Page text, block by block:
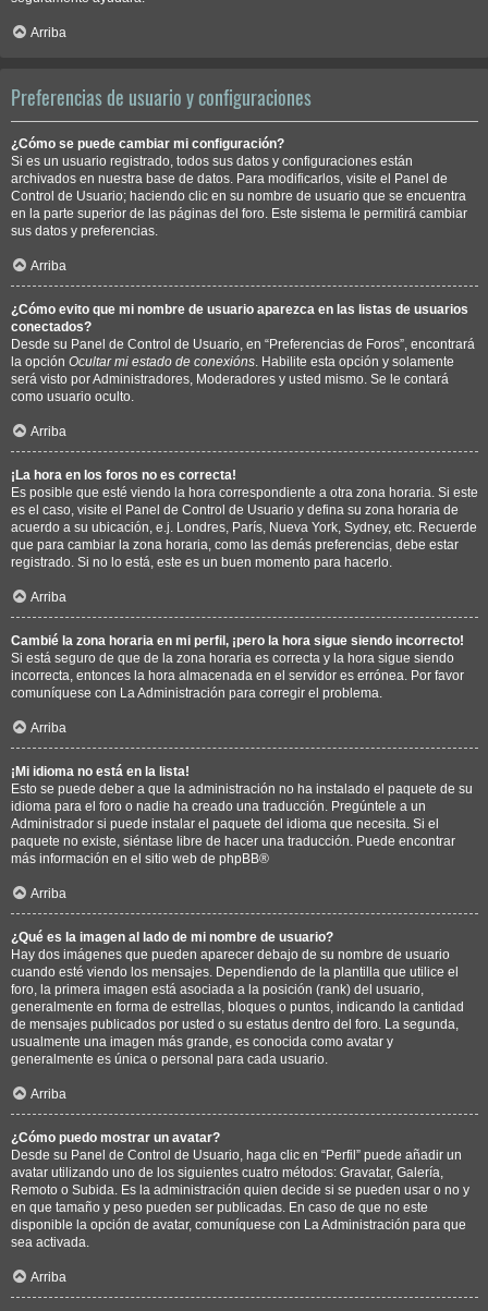
Arriba
Preferencias de usuario y configuraciones
¿Cómo se puede cambiar mi configuración?
Si es un usuario registrado, todos sus datos y configuraciones están
archivados en nuestra base de datos. Para modificarlos, visite el Panel de
Control de Usuario; haciendo clic en su nombre de usuario que se encuentra
en la parte superior de las páginas del foro. Este sistema le permitirá cambiar
sus datos y preferencias.
Arriba
¿Cómo evito que mi nombre de usuario aparezca en las listas de usuarios
conectados?
Desde su Panel de Control de Usuario, en “Preferencias de Foros”, encontrará
la opción Ocultar mi estado de conexións . Habilite esta opción y solamente
será visto por Administradores, Moderadores y usted mismo. Se le contará
como usuario oculto.
Arriba
¡La hora en los foros no es correcta!
Es posible que esté viendo la hora correspondiente a otra zona horaria. Si este
es el caso, visite el Panel de Control de Usuario y defina su zona horaria de
acuerdo a su ubicación, e.j. Londres, París, Nueva York, Sydney, etc. Recuerde
que para cambiar la zona horaria, como las demás preferencias, debe estar
registrado. Si no lo está, este es un buen momento para hacerlo.
Arriba
Cambié la zona horaria en mi perfil, ¡pero la hora sigue siendo incorrecto!
Si está seguro de que de la zona horaria es correcta y la hora sigue siendo
incorrecta, entonces la hora almacenada en el servidor es errónea. Por favor
comuníquese con La Administración para corregir el problema.
Arriba
¡Mi idioma no está en la lista!
Esto se puede deber a que la administración no ha instalado el paquete de su
idioma para el foro o nadie ha creado una traducción. Pregúntele a un
Administrador si puede instalar el paquete del idioma que necesita. Si el
paquete no existe, siéntase libre de hacer una traducción. Puede encontrar
más información en el sitio web de phpBB®
Arriba
¿Qué es la imagen al lado de mi nombre de usuario?
Hay dos imágenes que pueden aparecer debajo de su nombre de usuario
cuando esté viendo los mensajes. Dependiendo de la plantilla que utilice el
foro, la primera imagen está asociada a la posición (rank) del usuario,
generalmente en forma de estrellas, bloques o puntos, indicando la cantidad
de mensajes publicados por usted o su estatus dentro del foro. La segunda,
usualmente una imagen más grande, es conocida como avatar y
generalmente es única o personal para cada usuario.
Arriba
¿Cómo puedo mostrar un avatar?
Desde su Panel de Control de Usuario, haga clic en “Perfil” puede añadir un
avatar utilizando uno de los siguientes cuatro métodos: Gravatar, Galería,
Remoto o Subida. Es la administración quien decide si se pueden usar o no y
en que tamaño y peso pueden ser publicadas. En caso de que no este
disponible la opción de avatar, comuníquese con La Administración para que
sea activada.
Arriba